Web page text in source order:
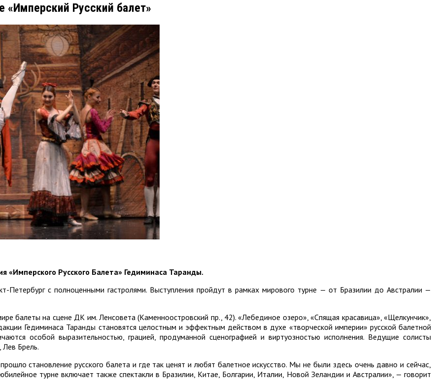
«Имперский Русский балет»
«Имперского Русского Балета» Гедиминаса Таранды.
Петербург с полноценными гастролями. Выступления пройдут в рамках мирового турне — от Бразилии до Австралии —
балеты на сцене ДК им. Ленсовета (Каменноостровский пр., 42). «Лебединое озеро», «Спящая красавица», «Щелкунчик»,
Гедиминаса Таранды становятся целостным и эффектным действом в духе «творческой империи» русской балетной
особой выразительностью, грацией, продуманной сценографией и виртуозностью исполнения. Ведущие солисты
Брель.
становление русского балета и где так ценят и любят балетное искусство. Мы не были здесь очень давно и сейчас,
турне включает также спектакли в Бразилии, Китае, Болгарии, Италии, Новой Зеландии и Австралии», — говорит